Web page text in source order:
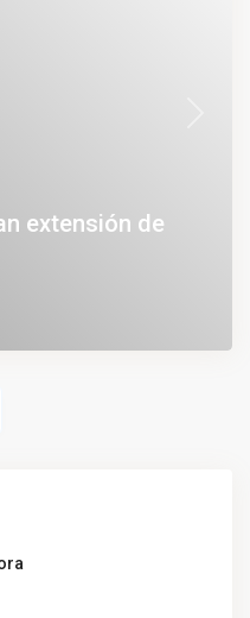
extensión de